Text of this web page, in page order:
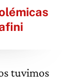
tuvimos